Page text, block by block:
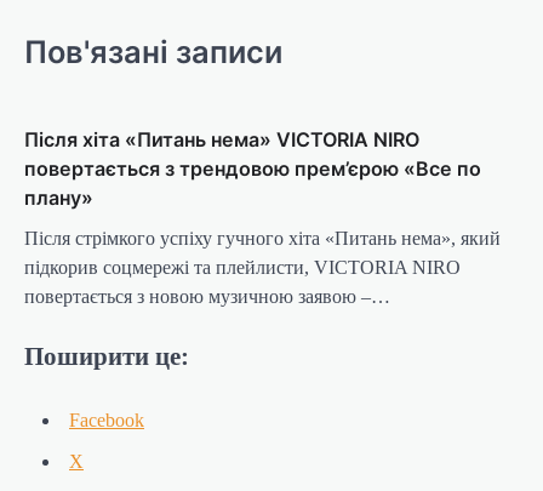
Пов'язані записи
Після хіта «Питань нема» VICTORIA NIRO
повертається з трендовою прем’єрою «Все по
плану»
Після стрімкого успіху гучного хіта «Питань нема», який
підкорив соцмережі та плейлисти, VICTORIA NIRO
повертається з новою музичною заявою –…
Поширити це:
Facebook
X